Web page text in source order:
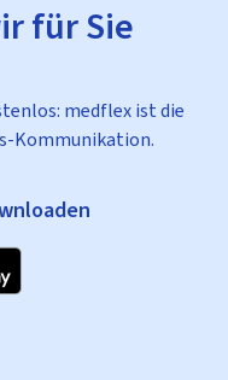
für Sie
medflex ist die
Kommunikation.